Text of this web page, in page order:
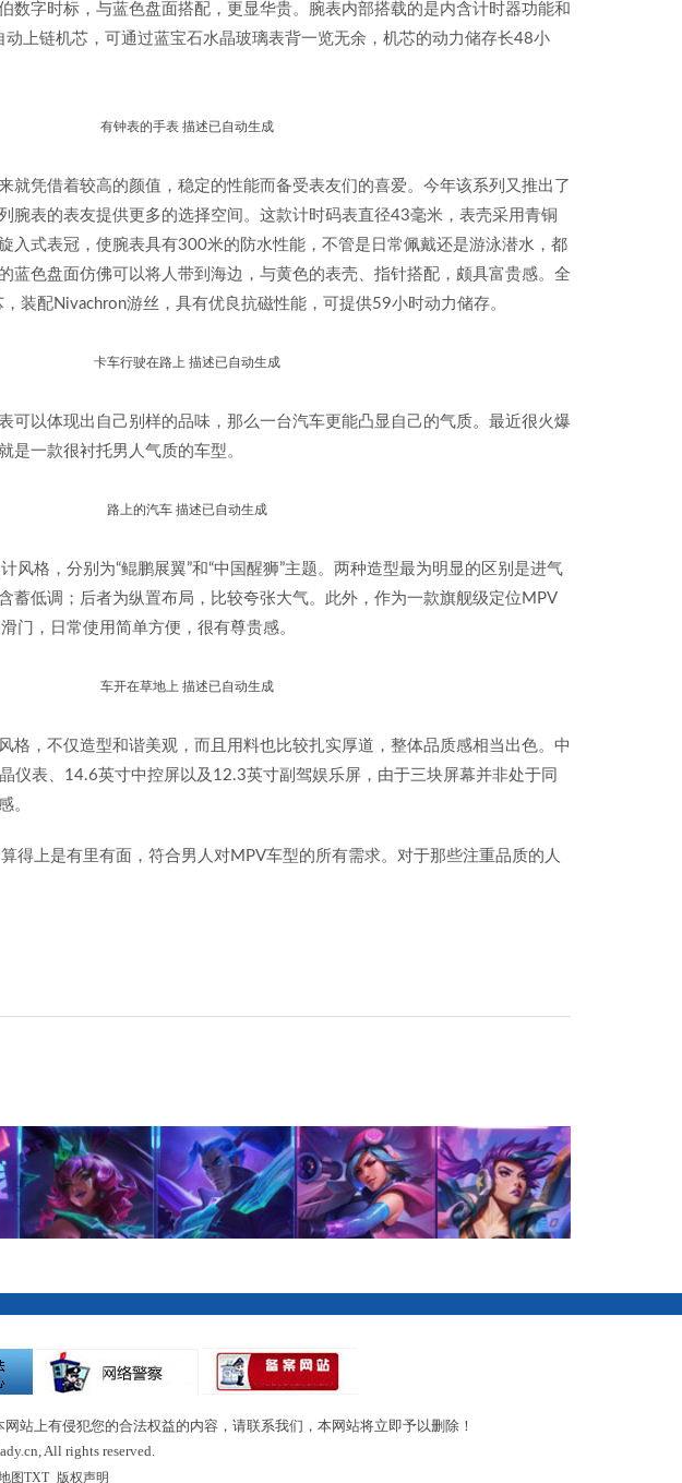
数字时标，与蓝色盘面搭配，更显华贵。腕表内部搭载的是内含计时器功能和
上链机芯，可通过蓝宝石水晶玻璃表背一览无余，机芯的动力储存长48小
就凭借着较高的颜值，稳定的性能而备受表友们的喜爱。今年该系列又推出了
腕表的表友提供更多的选择空间。这款计时码表直径43毫米，表壳采用青铜
入式表冠，使腕表具有300米的防水性能，不管是日常佩戴还是游泳潜水，都
蓝色盘面仿佛可以将人带到海边，与黄色的表壳、指针搭配，颇具富贵感。全
装配Nivachron游丝，具有优良抗磁性能，可提供59小时动力储存。
可以体现出自己别样的品味，那么一台汽车更能凸显自己的气质。最近很火爆
一款很衬托男人气质的车型。
风格，分别为“鲲鹏展翼”和“中国醒狮”主题。两种造型最为明显的区别是进气
蓄低调；后者为纵置布局，比较夸张大气。此外，作为一款旗舰级定位MPV
门，日常使用简单方便，很有尊贵感。
格，不仅造型和谐美观，而且用料也比较扎实厚道，整体品质感相当出色。中
仪表、14.6英寸中控屏以及12.3英寸副驾娱乐屏，由于三块屏幕并非处于同
。
得上是有里有面，符合男人对MPV车型的所有需求。对于那些注重品质的人
站上有侵犯您的合法权益的内容，请联系我们，本网站将立即予以删除！
All rights reserved.
图TXT| 版权声明